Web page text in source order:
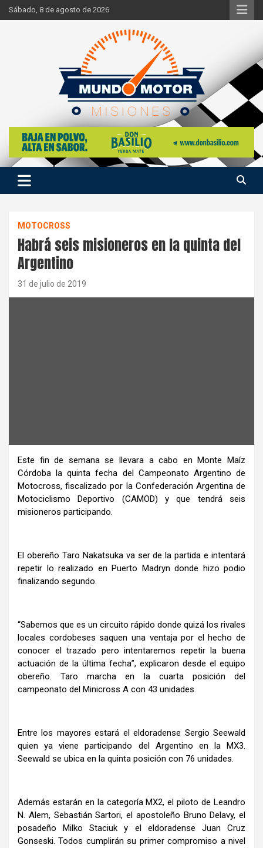
Skip
to
Sábado, 8 de agosto de 2026
Mundo Motor Misiones
Si hay ruido de motores ahí estaremos
MOTOCROSS
Habrá seis misioneros en la quinta del
Argentino
31 de julio de 2019
Este fin de semana se llevara a cabo en Monte Maíz
Córdoba la quinta fecha del Campeonato Argentino de
Motocross, fiscalizado por la Confederación Argentina de
Motociclismo Deportivo (CAMOD) y que tendrá seis
misioneros participando.
El obereño Taro Nakatsuka va ser de la partida e intentará
repetir lo realizado en Puerto Madryn donde hizo podio
finalizando segundo.
“Sabemos que es un circuito rápido donde quizá los rivales
locales cordobeses saquen una ventaja por el hecho de
conocer el trazado pero intentaremos repetir la buena
actuación de la última fecha”, explicaron desde el equipo
obereño. Taro marcha en la cuarta posición del
campeonato del Minicross A con 43 unidades.
Entre los mayores estará el eldoradense Sergio Seewald
quien ya viene participando del Argentino en la MX3.
Seewald se ubica en la quinta posición con 76 unidades.
Además estarán en la categoría MX2, el piloto de Leandro
N. Alem, Sebastián Sartori, el apostoleño Bruno Delavy, el
posadeño Milko Staciuk y el eldoradense Juan Cruz
Gonseski. Todos cumplirán su primer compromiso a nivel